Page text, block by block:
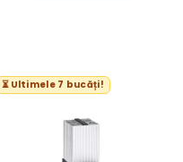
⏳ Ultimele 7 bucăți!